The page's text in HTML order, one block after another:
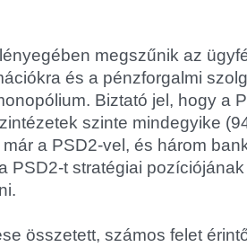
megszűnik az
és a pénzforgalmi
Biztató jel, hogy a
szinte mindegyike
a PSD2-vel, és három
PSD2-t stratégiai
összetett, számos felet